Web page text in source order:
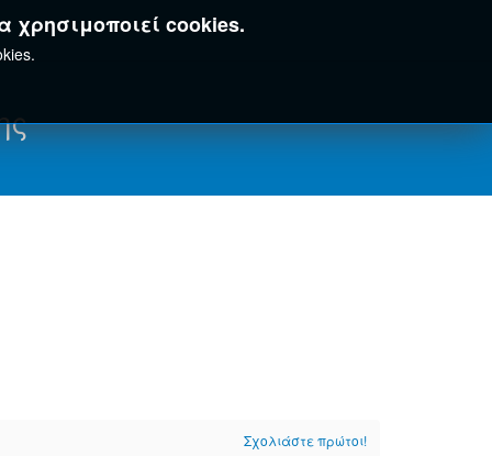
χρησιμοποιεί cookies.
Σχολιάστε πρώτοι!